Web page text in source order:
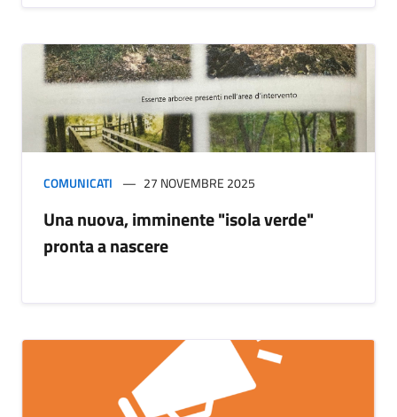
COMUNICATI 27 NOVEMBRE 2025
Una nuova, imminente "isola verde"
pronta a nascere